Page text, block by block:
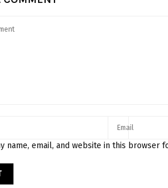
name, email, and website in this browser